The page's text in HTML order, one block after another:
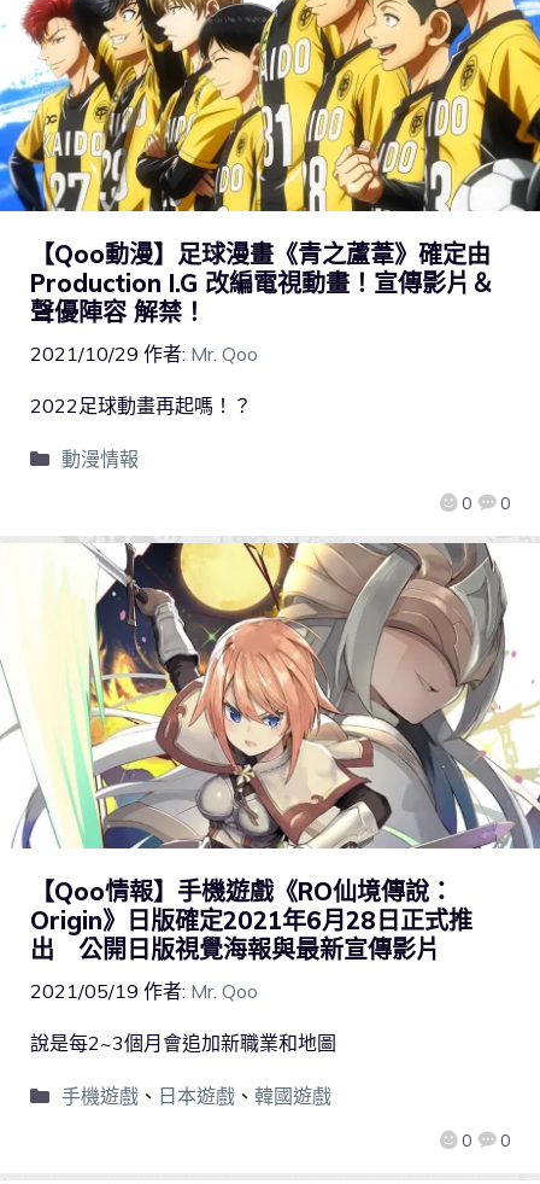
【Qoo動漫】足球漫畫《青之蘆葦》確定由
Production I.G 改編電視動畫！宣傳影片＆
聲優陣容 解禁！
2021/10/29 作者: Mr. Qoo
0 0
2022足球動畫再起嗎！？
動漫情報
【Qoo情報】手機遊戲《RO仙境傳說：
Origin》日版確定2021年6月28日正式推
出 公開日版視覺海報與最新宣傳影片
2021/05/19 作者: Mr. Qoo
0 0
說是每2~3個月會追加新職業和地圖
手機遊戲、 日本遊戲、 韓國遊戲